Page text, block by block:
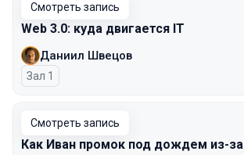
Смотреть запись
Web 3.0: куда двигается IT
Даниил Швецов
Зал 1
Смотреть запись
Как Иван промок под дождем из-за